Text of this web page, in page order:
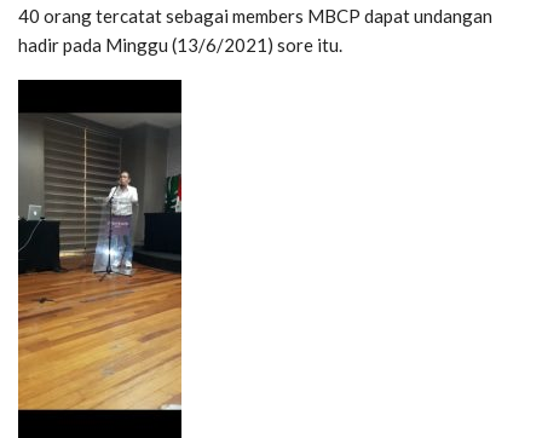
40 orang tercatat sebagai members MBCP dapat undangan
hadir pada Minggu (13/6/2021) sore itu.